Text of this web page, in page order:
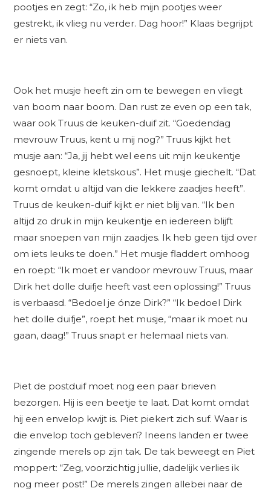
pootjes en zegt: “Zo, ik heb mijn pootjes weer
gestrekt, ik vlieg nu verder. Dag hoor!” Klaas begrijpt
er niets van.
Ook het musje heeft zin om te bewegen en vliegt
van boom naar boom. Dan rust ze even op een tak,
waar ook Truus de keuken-duif zit. “Goedendag
mevrouw Truus, kent u mij nog?” Truus kijkt het
musje aan: “Ja, jij hebt wel eens uit mijn keukentje
gesnoept, kleine kletskous”. Het musje giechelt. “Dat
komt omdat u altijd van die lekkere zaadjes heeft”.
Truus de keuken-duif kijkt er niet blij van. “Ik ben
altijd zo druk in mijn keukentje en iedereen blijft
maar snoepen van mijn zaadjes. Ik heb geen tijd over
om iets leuks te doen.” Het musje fladdert omhoog
en roept: “Ik moet er vandoor mevrouw Truus, maar
Dirk het dolle duifje heeft vast een oplossing!” Truus
is verbaasd. “Bedoel je ónze Dirk?” “Ik bedoel Dirk
het dolle duifje”, roept het musje, “maar ik moet nu
gaan, daag!” Truus snapt er helemaal niets van.
Piet de postduif moet nog een paar brieven
bezorgen. Hij is een beetje te laat. Dat komt omdat
hij een envelop kwijt is. Piet piekert zich suf. Waar is
die envelop toch gebleven? Ineens landen er twee
zingende merels op zijn tak. De tak beweegt en Piet
moppert: “Zeg, voorzichtig jullie, dadelijk verlies ik
nog meer post!” De merels zingen allebei naar de